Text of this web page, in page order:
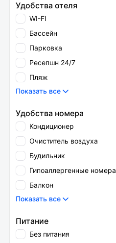
Удобства отеля
WI-FI
Бассейн
Парковка
Ресепшн 24/7
Пляж
Показать все
Удобства номера
Кондиционер
Очиститель воздуха
Будильник
Гипоаллергенные номера
Балкон
Показать все
Питание
Без питания